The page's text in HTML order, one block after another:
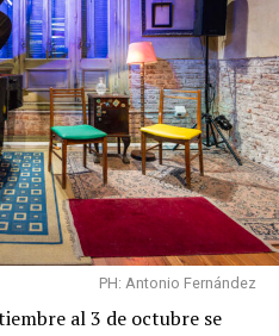
PH: Antonio Fernández
al 3 de octubre se